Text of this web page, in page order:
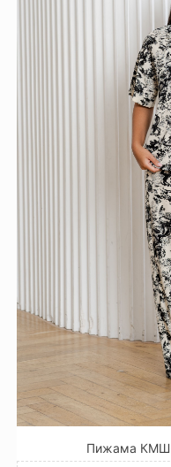
Пижама